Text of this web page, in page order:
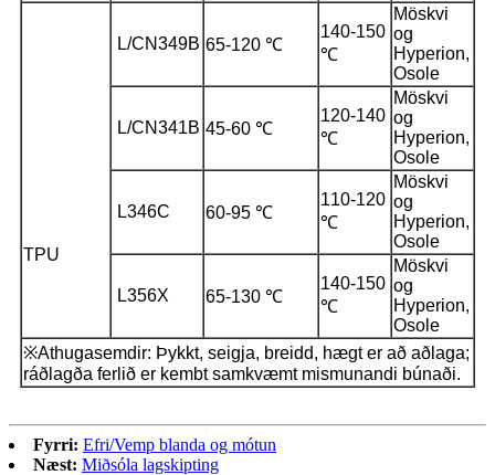
TPU
L/CN349B 65-120 ℃
140-150
℃
Möskvi
og
Hyperion,
Osole
L/CN341B 45-60 ℃
120-140
℃
Möskvi
og
Hyperion,
Osole
L346C 60-95 ℃
110-120
℃
Möskvi
og
Hyperion,
Osole
L356X 65-130 ℃
140-150
℃
Möskvi
og
Hyperion,
Osole
※Athugasemdir: Þykkt, seigja, breidd, hægt er að aðlaga;
ráðlagða ferlið er kembt samkvæmt mismunandi búnaði.
Fyrri: Efri/Vemp blanda og mótun
Næst: Miðsóla lagskipting